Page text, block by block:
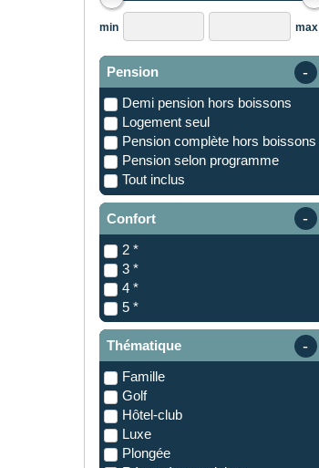
min max
Pension
demi pension hors boissons
logement seul
pension complète hors boissons
pension selon programme
tout inclus
Confort
2 *
3 *
4 *
5 *
Thématique
Famille
Golf
Hôtel-club
Luxe
Plongée